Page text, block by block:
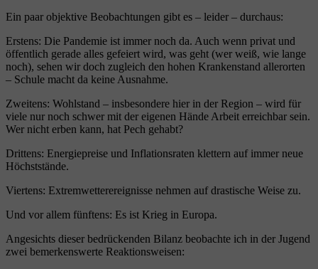
Ein paar objektive Beobachtungen gibt es – leider – durchaus:
Erstens: Die Pandemie ist immer noch da. Auch wenn privat und
öffentlich gerade alles gefeiert wird, was geht (wer weiß, wie lange
noch), sehen wir doch zugleich den hohen Krankenstand allerorten
– Schule macht da keine Ausnahme.
Zweitens: Wohlstand – insbesondere hier in der Region – wird für
viele nur noch schwer mit der eigenen Hände Arbeit erreichbar sein.
Wer nicht erben kann, hat Pech gehabt?
Drittens: Energiepreise und Inflationsraten klettern auf immer neue
Höchststände.
Viertens: Extremwetterereignisse nehmen auf drastische Weise zu.
Und vor allem fünftens: Es ist Krieg in Europa.
Angesichts dieser bedrückenden Bilanz beobachte ich in der Jugend
zwei bemerkenswerte Reaktionsweisen: